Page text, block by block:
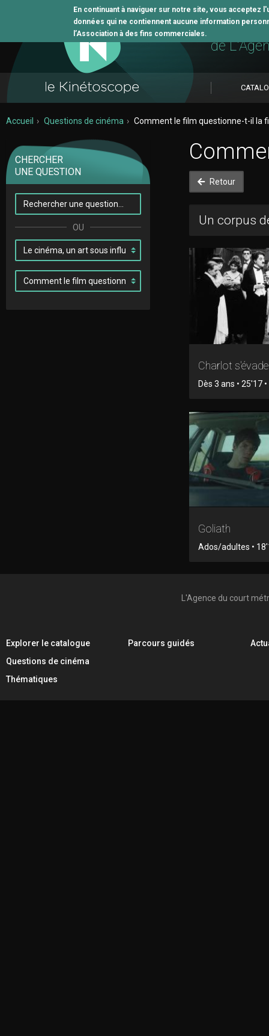
En continuant à naviguer sur notre site, vous
données qui ne contiennent aucune information
l’Association à des fins commerciales. L'outil
de
Accueil Questions de cinéma Comment le film questionne-t-il la
CHERCHER
UNE QUESTION
Retour
Un corpus
Charlot s'évade
Dès 3 ans • 25'17
Goliath
Ados/adultes •
L'Agence du court
Explorer le catalogue
Questions de cinéma
Thématiques
Parcours guidés